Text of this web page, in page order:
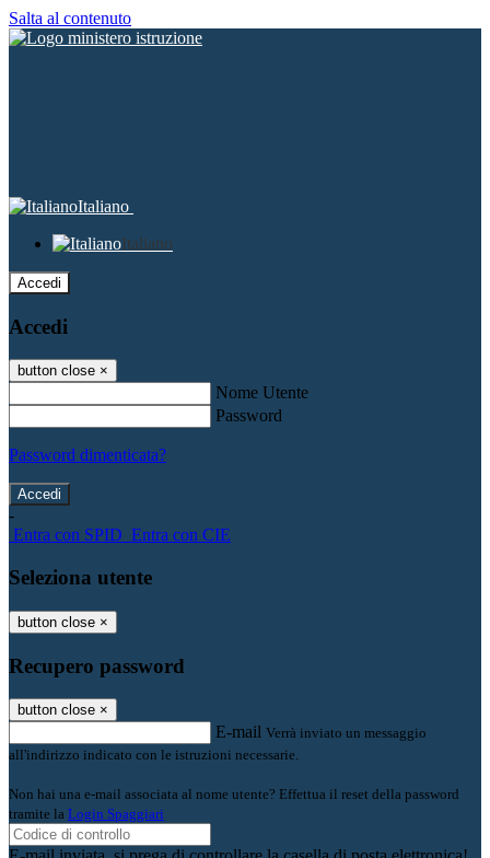
Salta al contenuto
Italiano
Italiano
Accedi
Accedi
button close ×
Nome Utente
Password
Password dimenticata?
-
Entra con SPID Entra con CIE
Seleziona utente
button close ×
Recupero password
button close ×
E-mail Verrà inviato un messaggio
all'indirizzo indicato con le istruzioni necessarie.
Non hai una e-mail associata al nome utente? Effettua il reset della password
tramite la Login Spaggiari